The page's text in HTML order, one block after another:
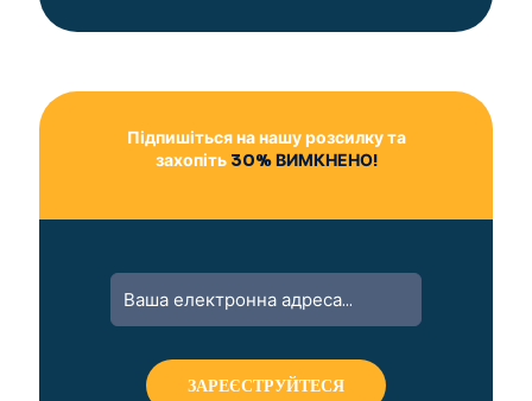
Підпишіться на нашу розсилку та
захопіть30% ВИМКНЕНО!